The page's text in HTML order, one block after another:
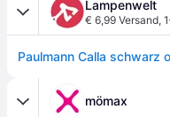
Lampenwelt
€ 6,99 Versand,
mömax